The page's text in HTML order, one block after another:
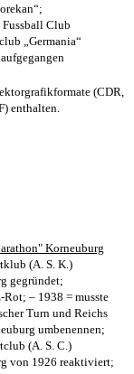
Club
„Germania“
(CDR,
enthalten.
Korneuburg
(A. S. K.)
gegründet;
Rot; – 1938 = musste
Turn und Reichs
umbenennen;
(A. S. C.)
von 1926 reaktiviert;